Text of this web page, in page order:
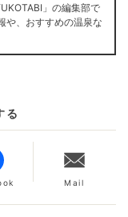
」の編集部で
や、おすすめの温泉な
る
Mail